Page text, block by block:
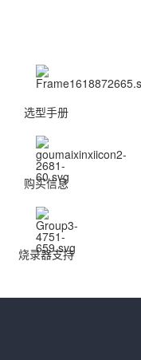
选型手册
购买信息
烧录器支持